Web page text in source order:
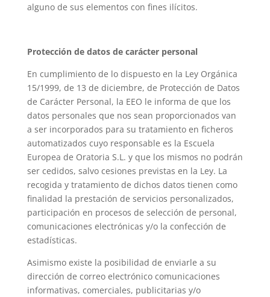
alguno de sus elementos con fines ilícitos.
Protección de datos de carácter personal
En cumplimiento de lo dispuesto en la Ley Orgánica
15/1999, de 13 de diciembre, de Protección de Datos
de Carácter Personal, la EEO le informa de que los
datos personales que nos sean proporcionados van
a ser incorporados para su tratamiento en ficheros
automatizados cuyo responsable es la Escuela
Europea de Oratoria S.L. y que los mismos no podrán
ser cedidos, salvo cesiones previstas en la Ley. La
recogida y tratamiento de dichos datos tienen como
finalidad la prestación de servicios personalizados,
participación en procesos de selección de personal,
comunicaciones electrónicas y/o la confección de
estadísticas.
Asimismo existe la posibilidad de enviarle a su
dirección de correo electrónico comunicaciones
informativas, comerciales, publicitarias y/o